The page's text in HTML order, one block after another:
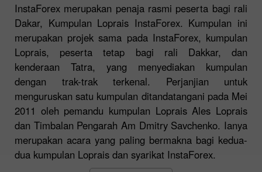
InstaForex merupakan penaja rasmi peserta bagi rali
Dakar, Kumpulan Loprais InstaForex. Kumpulan ini
merupakan projek sama pada InstaForex, kumpulan
Loprais, peserta tetap bagi rali Dakkar, dan
kenderaan Tatra, yang menyediakan kumpulan
dengan trak-trak terkenal. Perjanjian untuk
menguruskan satu kumpulan ditandatangani pada Mei
2011 oleh pemandu kumpulan Loprais Ales Loprais
dan Timbalan Pengarah Am Dmitry Savchenko. Ianya
merupakan acara yang paling bermakna bagi kedua-
dua kumpulan Loprais dan syarikat InstaForex.